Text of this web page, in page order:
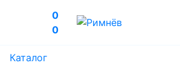
0
0
Каталог